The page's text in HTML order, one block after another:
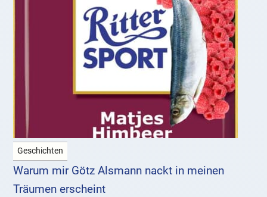
Geschichten
Warum mir Götz Alsmann nackt in meinen
Träumen erscheint